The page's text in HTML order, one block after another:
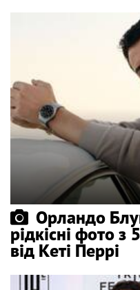
Орландо
рідкісні фото
від Кеті Перрі